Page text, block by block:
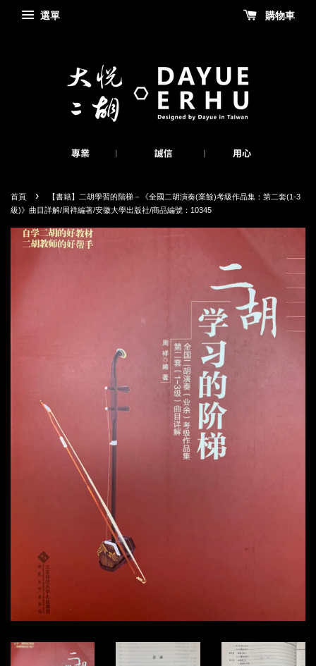
選單 購物車
首頁 ›
【書籍】二胡學習的階梯－《全國二胡演奏(業餘)考級作品集：第二套(1-3
級)》曲目詳解/周祥編著/安徽大學出版社/商品編號：10345